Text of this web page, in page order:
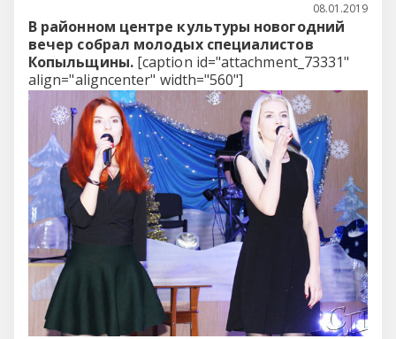
08.01.2019
В районном центре культуры новогодний
вечер собрал молодых специалистов
Копыльщины.[caption id="attachment_73331"
align="aligncenter" width="560"]